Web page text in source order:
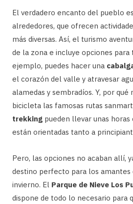
El verdadero encanto del pueblo
alrededores, que ofrecen
más diversas. Así, el turismo
de la zona e incluye opciones para
ejemplo, puedes hacer una
el corazón del valle y atravesar
alamedas y sembradíos. Y, por
bicicleta las famosas rutas
trekking pueden llevar unas horas
están orientadas tanto a
Pero, las opciones no acaban allí,
destino perfecto para los amantes
invierno. El Parque de Nieve Los
dispone de todo lo necesario para